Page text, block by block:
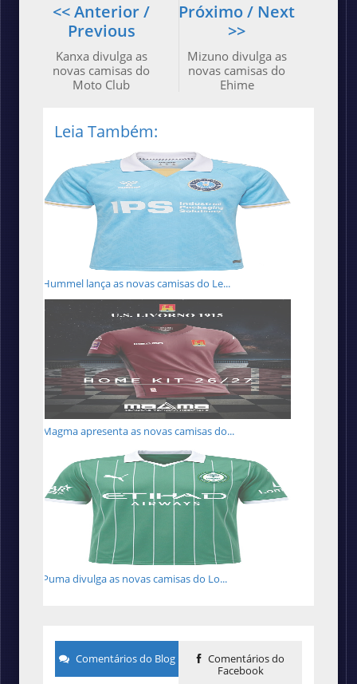
Próximo / Next
>>
Mizuno divulga as
novas camisas do
Ehime
<< Anterior /
Previous
Kanxa divulga as
novas camisas do
Moto Club
Leia Também:
Hummel lança as novas camisas do Le...
Magma apresenta as novas camisas do...
Puma divulga as novas camisas do Lo...
Comentários do Blog
Comentários do
Facebook